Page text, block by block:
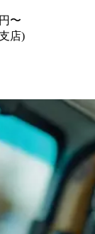
〜
店)